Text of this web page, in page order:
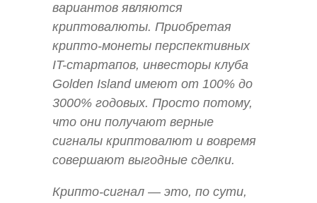
вариантов являются
криптовалюты. Приобретая
крипто-монеты перспективных
IT-стартапов, инвесторы клуба
Golden Island имеют от 100% до
3000% годовых. Просто потому,
что они получают верные
сигналы криптовалют и вовремя
совершают выгодные сделки.
Крипто-сигнал — это, по сути,